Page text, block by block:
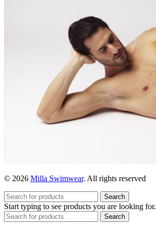
© 2026 Milla Swimwear. All rights reserved
Search
Start typing to see products you are looking for.
Search